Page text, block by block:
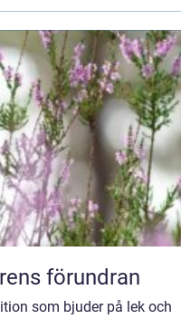
förundran
som bjuder på lek och